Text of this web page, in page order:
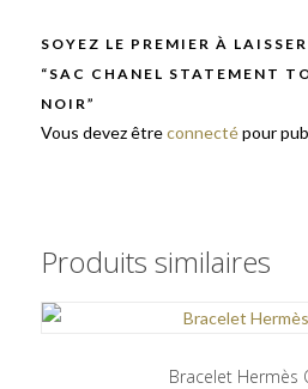
SOYEZ LE PREMIER À
“SAC CHANEL STATEMENT
NOIR”
Vous devez êtreconnectépour
Produits similaires
Bracelet Hermès